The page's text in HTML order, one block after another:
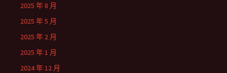
2025 年 8 月
2025 年 5 月
2025 年 2 月
2025 年 1 月
2024 年 12 月